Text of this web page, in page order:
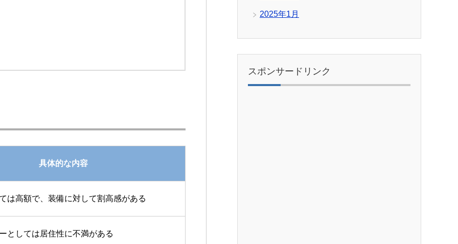
具体的な内容
は高額で、装備に対して割高感がある
としては居住性に不満がある
2025年1月
スポンサードリンク